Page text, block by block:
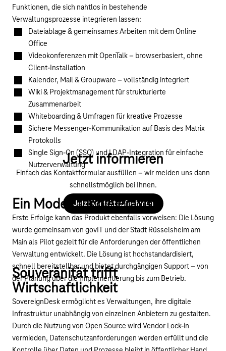
Funktionen, die sich nahtlos in bestehende
Verwaltungsprozesse integrieren lassen:
Dateiablage & gemeinsames Arbeiten mit dem Online
Office
Videokonferenzen mit OpenTalk – browserbasiert, ohne
Client-Installation
Kalender, Mail & Groupware – vollständig integriert
Wiki & Projektmanagement für strukturierte
Zusammenarbeit
Whiteboarding & Umfragen für kreative Prozesse
Sichere Messenger-Kommunikation auf Basis des Matrix
Protokolls
Single Sign-On (SSO) und LDAP-Integration für einfache
NutzerverwaltungJetzt informieren
Einfach das Kontaktformular ausfüllen – wir melden uns dann
schnellstmöglich bei Ihnen.
Jetzt Kontakt aufnehmen
Ein Modell für die Praxis
Erste Erfolge kann das Produkt ebenfalls vorweisen: Die Lösung
wurde gemeinsam von govIT und der Stadt Rüsselsheim am
Main als Pilot gezielt für die Anforderungen der öffentlichen
Verwaltung entwickelt. Die Lösung ist hochstandardisiert,
schnell bereitstellbar und bietet durchgängigen Support – von
der Planung über die Implementierung bis zum Betrieb.
Souveränität trifft
Wirtschaftlichkeit
SovereignDesk ermöglicht es Verwaltungen, ihre digitale
Infrastruktur unabhängig von einzelnen Anbietern zu gestalten.
Durch die Nutzung von Open Source wird Vendor Lock-in
vermieden, Datenschutzanforderungen werden erfüllt und die